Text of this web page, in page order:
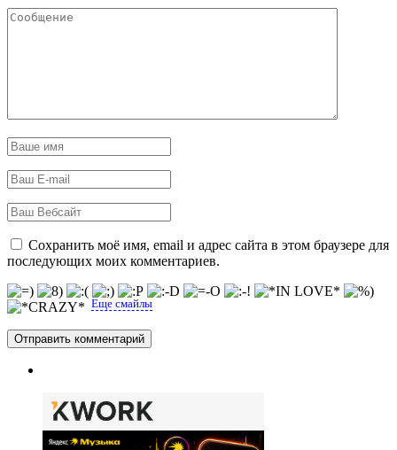
Сохранить моё имя, email и адрес сайта в этом браузере для
последующих моих комментариев.
Еще смайлы